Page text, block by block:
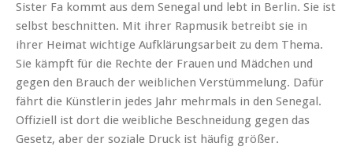
Sis­ter Fa kommt aus dem Sene­gal und lebt in Berlin. Sie ist
selb­st beschnit­ten. Mit ihrer Rap­musik betreibt sie in
ihrer Heimat wichtige Aufk­lärungsar­beit zu dem The­ma.
Sie kämpft für die Rechte der Frauen und Mäd­chen und
gegen den Brauch der weib­lichen Ver­stüm­melung. Dafür
fährt die Kün­st­lerin jedes Jahr mehrmals in den Sene­gal.
Offiziell ist dort die weib­liche Beschnei­dung gegen das
Gesetz, aber der soziale Druck ist häu­fig größer.